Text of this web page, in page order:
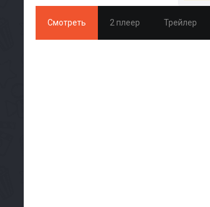
Смотреть 2 плеер Трейлер